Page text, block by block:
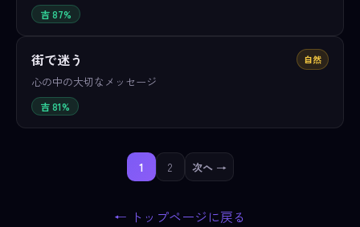
吉 87%
街で迷う 自然
心の中の大切なメッセージ
吉 81%
1 2 次へ →
← トップページに戻る